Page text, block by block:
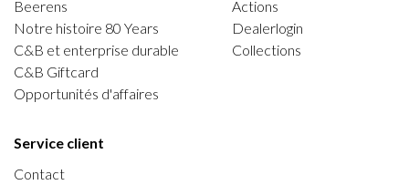
Beerens
Notre histoire 80 Years
C&B et enterprise durable
C&B Giftcard
Opportunités d'affaires
Actions
Dealerlogin
Collections
Service client
Contact